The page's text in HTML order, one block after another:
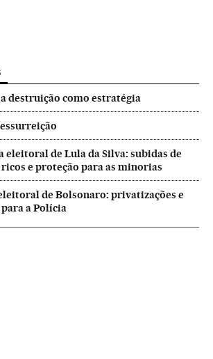
destruição como estratégia
eleitoral de Lula da Silva: subidas de
e proteção para as minorias
de Bolsonaro: privatizações e
a Polícia